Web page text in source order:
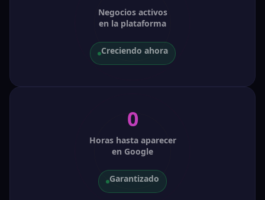
Negocios activos
en la plataforma
Creciendo ahora
0
Horas hasta aparecer
en Google
Garantizado